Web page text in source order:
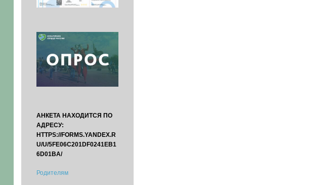
АНКЕТА НАХОДИТСЯ ПО
АДРЕСУ:
HTTPS://FORMS.YANDEX.R
U/U/5FE06C201DF0241EB1
6D01BA/
Родителям